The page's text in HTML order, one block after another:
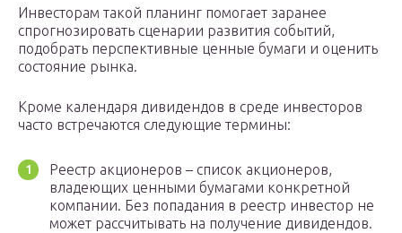
Инвесторам такой планинг помогает заранее
спрогнозировать сценарии развития событий,
подобрать перспективные ценные бумаги и оценить
состояние рынка.
Кроме календаря дивидендов в среде инвесторов
часто встречаются следующие термины:
Реестр акционеров – список акционеров,
владеющих ценными бумагами конкретной
компании. Без попадания в реестр инвестор не
может рассчитывать на получение дивидендов.